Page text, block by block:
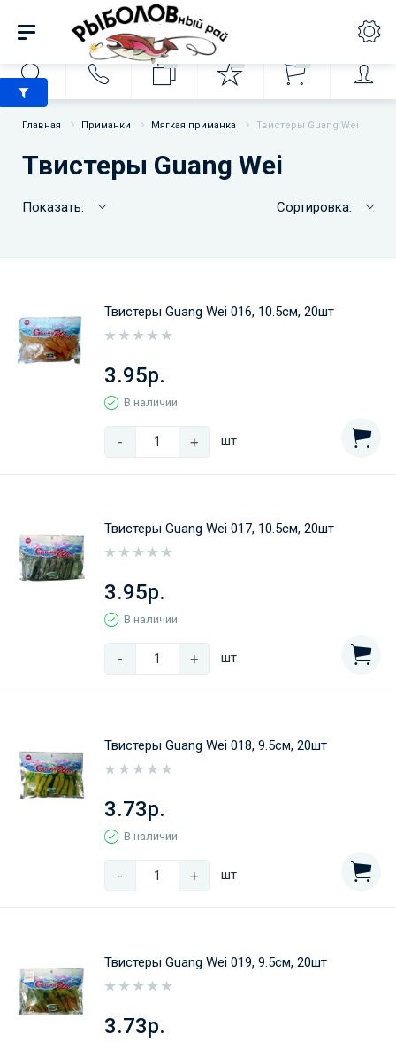
Главная Приманки Мягкая приманка Твистеры Guang Wei
Твистеры Guang Wei
Показать: Сортировка:
Твистеры Guang Wei 016, 10.5см, 20шт
3.95р.
В наличии
- + шт
Твистеры Guang Wei 017, 10.5см, 20шт
3.95р.
В наличии
- + шт
Твистеры Guang Wei 018, 9.5см, 20шт
3.73р.
В наличии
- + шт
Твистеры Guang Wei 019, 9.5см, 20шт
3.73р.